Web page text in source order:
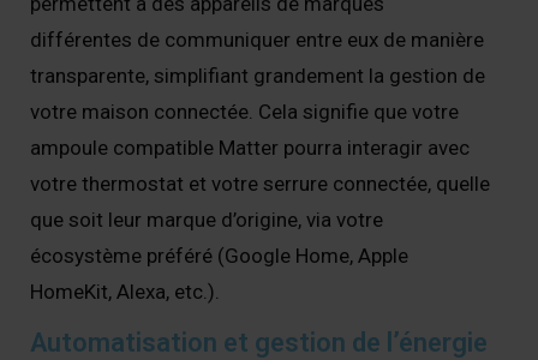
différentes de communiquer entre eux de manière
transparente, simplifiant grandement la gestion de
votre maison connectée. Cela signifie que votre
ampoule compatible Matter pourra interagir avec
votre thermostat et votre serrure connectée, quelle
que soit leur marque d’origine, via votre
écosystème préféré (Google Home, Apple
HomeKit, Alexa, etc.).
Automatisation et gestion de l’énergie